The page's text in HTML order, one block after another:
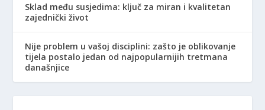
Sklad među susjedima: ključ za miran i kvalitetan
zajednički život
Nije problem u vašoj disciplini: zašto je oblikovanje
tijela postalo jedan od najpopularnijih tretmana
današnjice